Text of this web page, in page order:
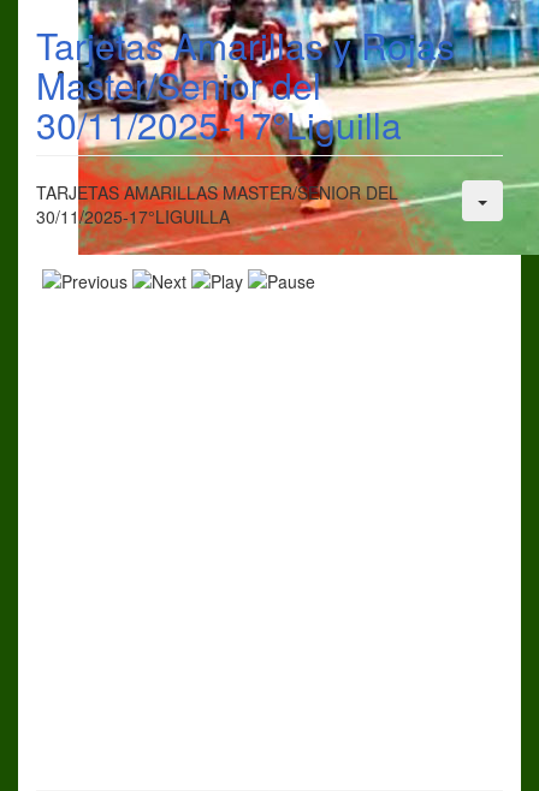
Tarjetas Amarillas y Rojas
Master/Senior del
30/11/2025-17°Liguilla
TARJETAS AMARILLAS MASTER/SENIOR DEL
30/11/2025-17°LIGUILLA